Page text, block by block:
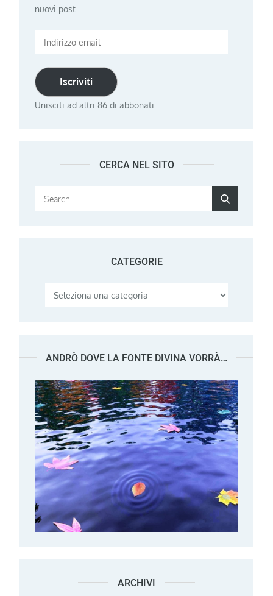
nuovi post.
Indirizzo
Iscriviti
Unisciti ad altri 86 di abbonati
CERCA NEL SITO
Search
CATEGORIE
Categorie
ANDRÒ DOVE LA FONTE DIVINA VORRÀ…
ARCHIVI Archivi